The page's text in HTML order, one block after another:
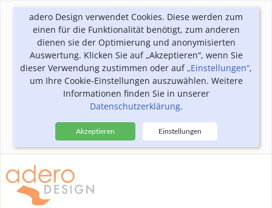
adero Design verwendet Cookies. Diese werden zum
einen für die Funktionalität benötigt, zum anderen
dienen sie der Optimierung und anonymisierten
Auswertung. Klicken Sie auf „Akzeptieren“, wenn Sie
dieser Verwendung zustimmen oder auf„Einstellungen“,
um Ihre Cookie-Einstellungen auszuwählen. Weitere
Informationen finden Sie in unserer
Datenschutzerklärung.
Akzeptieren Einstellungen